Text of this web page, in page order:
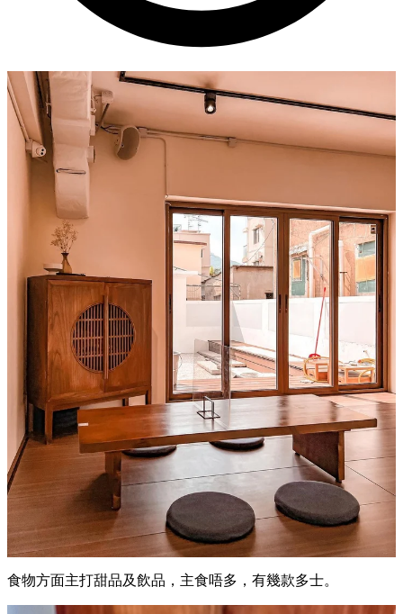
食物方面主打甜品及飲品，主食唔多，有幾款多士。